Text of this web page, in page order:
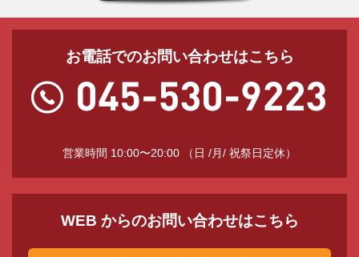
お電話でのお問い合わせはこちら
営業時間 10:00〜20:00 （日 /月/ 祝祭日定休）
WEB からのお問い合わせはこちら